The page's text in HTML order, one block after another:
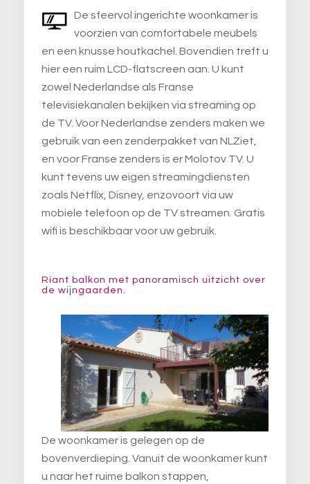
De sfeervol ingerichte woonkamer is
voorzien van comfortabele meubels
en een knusse houtkachel. Bovendien treft u
hier een ruim LCD-flatscreen aan. U kunt
zowel Nederlandse als Franse
televisiekanalen bekijken via streaming op
de TV. Voor Nederlandse zenders maken we
gebruik van een zenderpakket van NLZiet,
en voor Franse zenders is er Molotov TV. U
kunt tevens uw eigen streamingdiensten
zoals Netflix, Disney, enzovoort via uw
mobiele telefoon op de TV streamen. Gratis
wifi is beschikbaar voor uw gebruik.
Riant balkon met panoramisch uitzicht over
de wijngaarden.
De woonkamer is gelegen op de
bovenverdieping. Vanuit de woonkamer kunt
u naar het ruime balkon stappen,